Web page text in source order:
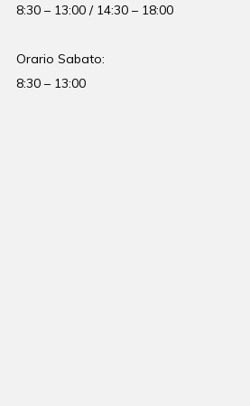
8:30 – 13:00 / 14:30 – 18:00
Orario Sabato:
8:30 – 13:00